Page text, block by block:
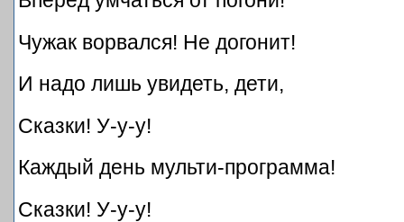
Чужак ворвался! Не догонит!
И надо лишь увидеть, дети,
Сказки! У-у-у!
Каждый день мульти-программа!
Сказки! У-у-у!